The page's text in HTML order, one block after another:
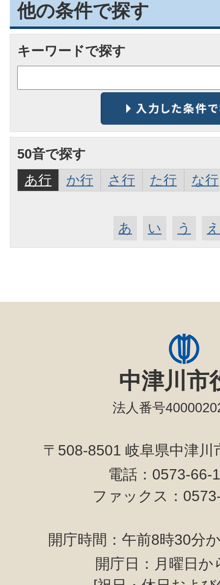
他の条件で探す
キーワードで探す
50音で探す
あ行
か行 さ行 た行 な行
あ い う え
中津川市
法人番号
〒508-8501 岐阜県中津
電話：0573-
ファックス：
開庁時間：午前8時30分
開庁日：月曜日か